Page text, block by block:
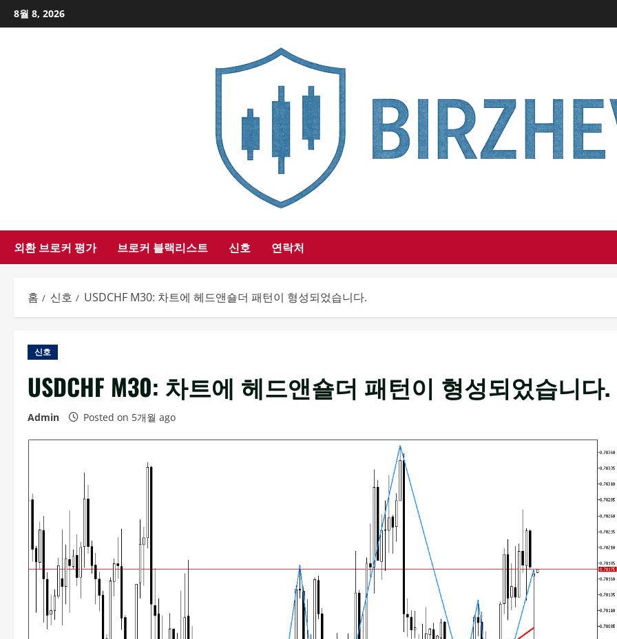
Skip
to
8월 8, 2026
외환 브로커 평가 브로커 블랙리스트 신호 연락처
홈 신호 USDCHF M30: 차트에 헤드앤숄더 패턴이 형성되었습니다.
신호
USDCHF M30: 차트에 헤드앤숄더 패턴이 형성되었습니다.
Admin Posted on 5개월 ago